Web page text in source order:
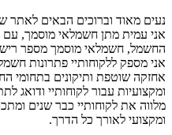
נעים מאוד וברוכים הבאים לאתר
החשמל, חשמלאי מוסמך מספר רישיון :
אני מספק ללקוחותיי פתרונות
אחזקה שוטפת ותיקונים בתחומי
מלווה את לקוחותיי כבר שנים
ומקצועי לאורך כל הדרך.